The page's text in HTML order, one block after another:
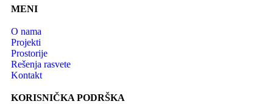
MENI
O nama
Projekti
Prostorije
Rešenja rasvete
Kontakt
KORISNIČKA PODRŠKA